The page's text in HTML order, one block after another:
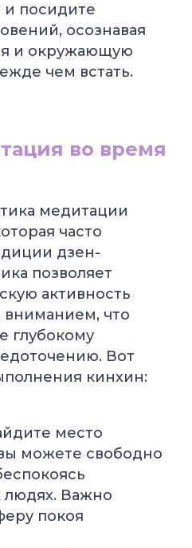
и посидите
осознавая
и окружающую
чем встать.
во время
медитации
часто
дзен-
позволяет
активность
вниманием, что
глубокому
Вот
кинхин:
место
можете свободно
людях. Важно
покоя